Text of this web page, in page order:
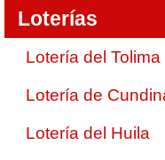
Loterías
Lotería del Tolima
Lotería de
Lotería del Huila